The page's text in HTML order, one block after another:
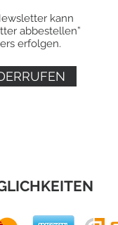
kann
abbestellen”
erfolgen.